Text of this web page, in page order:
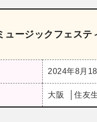
ュージックフェステ
2024年8月18
大阪 住友